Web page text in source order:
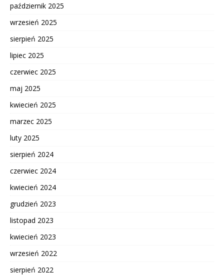
październik 2025
wrzesień 2025
sierpień 2025
lipiec 2025
czerwiec 2025
maj 2025
kwiecień 2025
marzec 2025
luty 2025
sierpień 2024
czerwiec 2024
kwiecień 2024
grudzień 2023
listopad 2023
kwiecień 2023
wrzesień 2022
sierpień 2022